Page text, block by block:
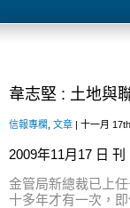
韋志堅 : 土地與
信報專欄 文章 | 十一月
2009年11月17 日 刊
金管局新總裁已上
十多年才有一次，